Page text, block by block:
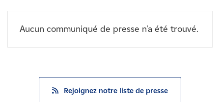
Aucun communiqué de presse n'a été trouvé.
Rejoignez notre liste de presse